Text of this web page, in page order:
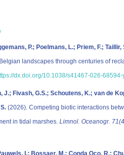
P.; Poelmans, L.; Priem, F.;
landscapes through centuries of
dx.doi.org/10.1038/s41467-026-68594-
J.; Fivash, G.S.; Schoutens, K.; van de
(2026). Competing biotic interactions
in tidal marshes. Limnol. Oceanogr.